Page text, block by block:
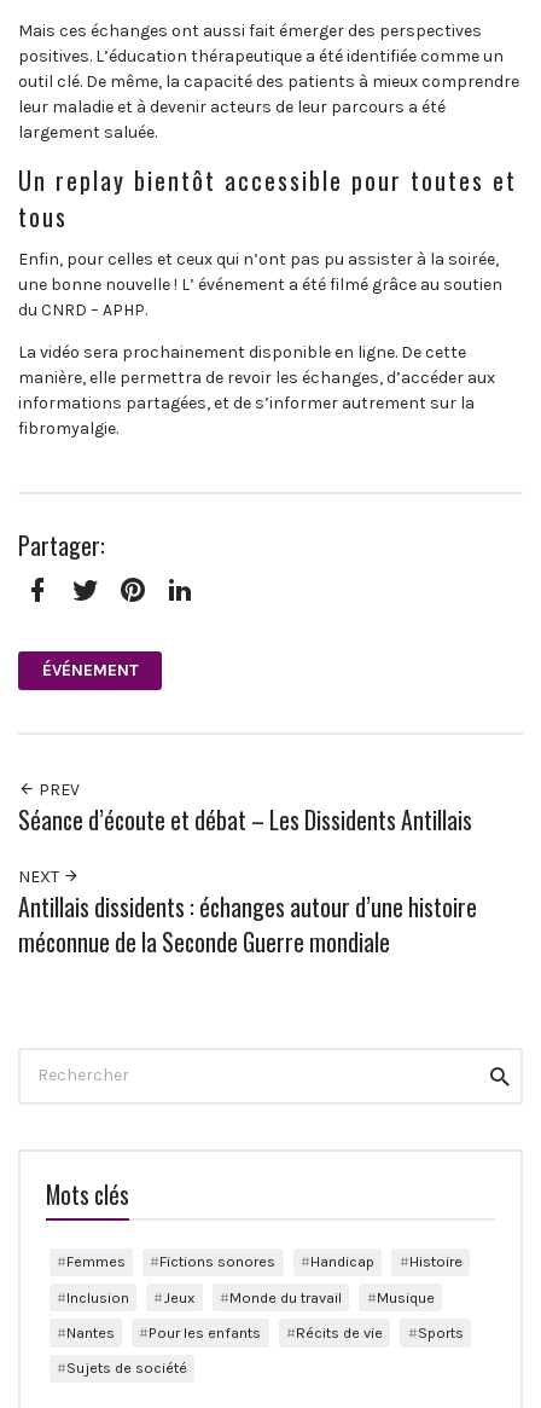
Mais ces échanges ont aussi fait émerger des perspectives
positives. L’éducation thérapeutique a été identifiée comme un
outil clé. De même, la capacité des patients à mieux comprendre
leur maladie et à devenir acteurs de leur parcours a été
largement saluée.
Un replay bientôt accessible pour toutes et
tous
Enfin, pour celles et ceux qui n’ont pas pu assister à la soirée,
une bonne nouvelle ! L’ événement a été filmé grâce au soutien
du CNRD – APHP.
La vidéo sera prochainement disponible en ligne. De cette
manière, elle permettra de revoir les échanges, d’accéder aux
informations partagées, et de s’informer autrement sur la
fibromyalgie.
Partager:
ÉVÉNEMENT
PREV
Séance d’écoute et débat – Les Dissidents Antillais
NEXT
Antillais dissidents : échanges autour d’une histoire
méconnue de la Seconde Guerre mondiale
for:
Mots clés
Femmes Fictions sonores Handicap
Histoire
Inclusion
Jeux Monde du travail
Musique
Nantes
Pour les enfants Récits de vie
Sports
Sujets de société